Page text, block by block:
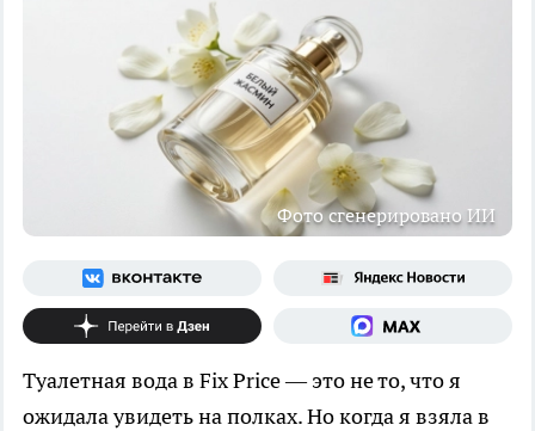
Фото сгенерировано ИИ
Туалетная вода в Fix Price — это не то, что я
ожидала увидеть на полках. Но когда я взяла в